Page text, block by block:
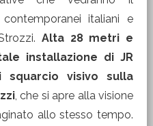
italiani e
Alta 28 metri e
installazione di JR
visivo sulla
, che si apre alla visione
allo stesso tempo.